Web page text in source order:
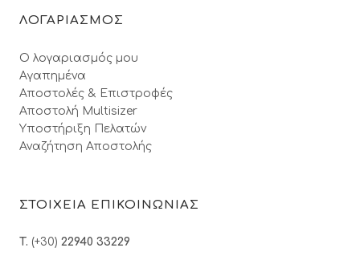
ΛΟΓΑΡΙΑΣΜΟΣ
Ο λογαριασμός μου
Αγαπημένα
Αποστολές & Επιστροφές
Αποστολή Multisizer
Υποστήριξη Πελατών
Αναζήτηση Αποστολής
ΣΤΟΙΧΕΙΑ ΕΠΙΚΟΙΝΩΝΙΑΣ
T. (+30) 22940 33229